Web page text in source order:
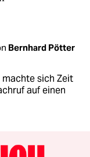
Bernhard Pötter
sich Zeit
auf einen